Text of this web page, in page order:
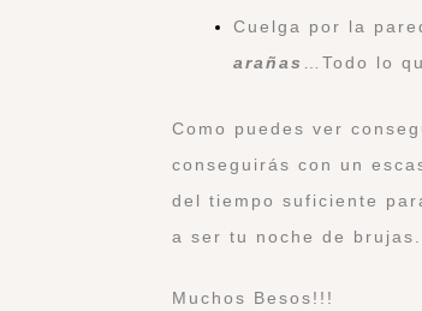
Cuelga por la
arañas
…Todo lo
Como puedes ver
conseguirás con un
del tiempo suficiente
a ser tu noche de brujas.
Muchos Besos!!!